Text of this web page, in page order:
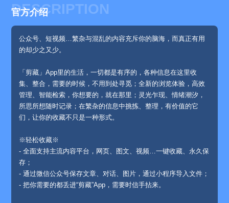
DESCRIPTION
官方介绍
公众号、短视频…繁杂与混乱的内容充斥你的脑海，而真正有用
的却少之又少。
「剪藏」App里的生活，一切都是有序的，各种信息在这里收
集、整合，需要的时候，不用到处寻觅；全新的浏览体验，高效
管理、智能检索，你想要的，就在那里；灵光乍现、情绪潮汐，
所思所想随时记录；在繁杂的信息中挑拣、整理，有价值的它
们，让你的收藏不只是一种形式。
※轻松收藏※
- 全面支持主流内容平台，网页、图文、视频…一键收藏、永久保
存；
- 通过微信公众号保存文章、对话、图片，通过小程序导入文件；
- 把你需要的都丢进“剪藏”App，需要时信手拈来。